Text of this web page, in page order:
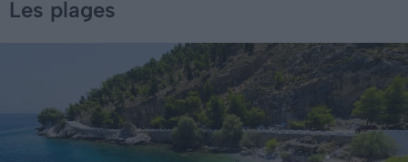
Les plages